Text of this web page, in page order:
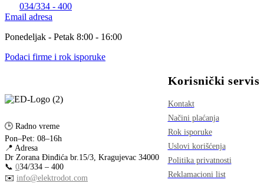
034/334 - 400
Email adresa
Ponedeljak - Petak 8:00 - 16:00
Podaci firme i rok isporuke
🕒 Radno vreme
Pon–Pet: 08–16h
📍 Adresa
Dr Zorana Đinđića br.15/3, Kragujevac 34000
📞 034/334 – 400
✉️ info@elektrodot.com
Korisnički servis
Kontakt
Načini plaćanja
Rok isporuke
Uslovi korišćenja
Politika privatnosti
Reklamacioni list